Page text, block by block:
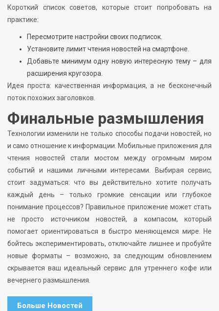
Короткий список советов, которые стоит попробовать на
практике:
Пересмотрите настройки своих подписок.
Установите лимит чтения новостей на смартфоне.
Добавьте минимум одну новую интересную тему – для
расширения кругозора.
Идея проста: качественная информация, а не бесконечный
поток похожих заголовков.
Финальные размышления
Технологии изменили не только способы подачи новостей, но
и само отношение к информации. Мобильные приложения для
чтения новостей стали мостом между огромным миром
событий и нашими личными интересами. Выбирая сервис,
стоит задуматься: что вы действительно хотите получать
каждый день – только громкие сенсации или глубокое
понимание процессов? Правильное приложение может стать
не просто источником новостей, а компасом, который
помогает ориентироваться в быстро меняющемся мире. Не
бойтесь экспериментировать, отключайте лишнее и пробуйте
новые форматы – возможно, за следующим обновлением
скрывается ваш идеальный сервис для утреннего кофе или
вечернего размышления.
Больше Новостей